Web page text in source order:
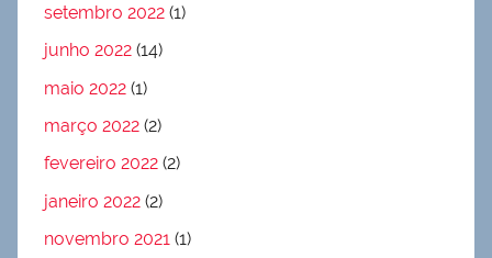
setembro 2022 (1)
junho 2022 (14)
maio 2022 (1)
março 2022 (2)
fevereiro 2022 (2)
janeiro 2022 (2)
novembro 2021 (1)